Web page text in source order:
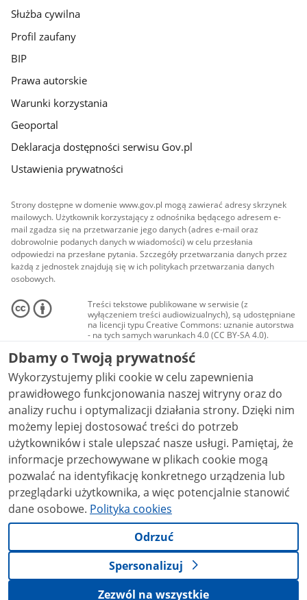
Służba cywilna
Profil zaufany
BIP
Prawa autorskie
Warunki korzystania
Geoportal
Deklaracja dostępności serwisu Gov.pl
Ustawienia prywatności
Strony dostępne w domenie www.gov.pl mogą zawierać adresy skrzynek
mailowych. Użytkownik korzystający z odnośnika będącego adresem e-
mail zgadza się na przetwarzanie jego danych (adres e-mail oraz
dobrowolnie podanych danych w wiadomości) w celu przesłania
odpowiedzi na przesłane pytania. Szczegóły przetwarzania danych przez
każdą z jednostek znajdują się w ich politykach przetwarzania danych
osobowych.
Treści tekstowe publikowane w serwisie (z
wyłączeniem treści audiowizualnych), są udostępniane
na licencji typu Creative Commons: uznanie autorstwa
- na tych samych warunkach 4.0 (CC BY-SA 4.0).
Materiały audiowizualne, w tym zdjęcia, materiały
audio i wideo, są udostępniane na licencji typu
Creative Commons: uznanie autorstwa użycie
niekomercyjne - bez utworów zależnych 4.0 (CC BY-
NC-ND 4.0), o ile nie jest to stwierdzone inaczej.
Dbamy o Twoją prywatność
Wykorzystujemy pliki cookie w celu zapewnienia
prawidłowego funkcjonowania naszej witryny oraz do
analizy ruchu i optymalizacji działania strony. Dzięki nim
możemy lepiej dostosować treści do potrzeb
użytkowników i stale ulepszać nasze usługi. Pamiętaj, że
informacje przechowywane w plikach cookie mogą
pozwalać na identyfikację konkretnego urządzenia lub
przeglądarki użytkownika, a więc potencjalnie stanowić
dane osobowe. Polityka cookies
Odrzuć
Spersonalizuj
Zezwól na wszystkie